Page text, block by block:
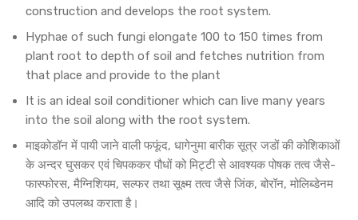
construction and develops the root system.
Hyphae of such fungi elongate 100 to 150 times from
plant root to depth of soil and fetches nutrition from
that place and provide to the plant
It is an ideal soil conditioner which can live many years
into the soil along with the root system.
माइकोडॉन में पायी जाने वाली फफूंद, धागेनुमा बारीक सूत्र जडों की कोशिकाओं
के अन्दर घुसकर एवं चिपककर पौधों को मिट्टी से आवश्यक पोषक तत्व जैसे-
फास्फोरस, मैग्निशियम, सल्फर तथा सूक्ष्म तत्व जैसे जिंक, बोरॉन, मोलिब्डेनम
आदि को उपलब्ध कराता है।